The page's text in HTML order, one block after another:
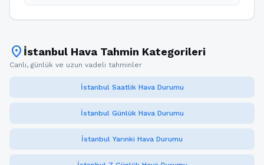
location_on İstanbul Hava Tahmin Kategorileri
Canlı, günlük ve uzun vadeli tahminler
İstanbul Saatlik Hava Durumu
İstanbul Günlük Hava Durumu
İstanbul Yarınki Hava Durumu